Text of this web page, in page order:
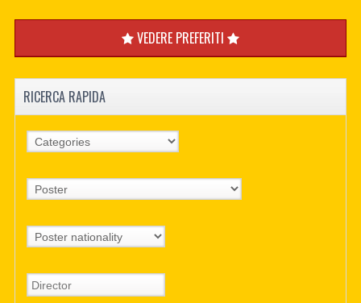
VEDERE PREFERITI
RICERCA RAPIDA